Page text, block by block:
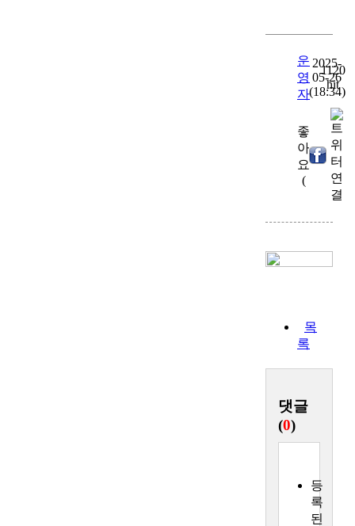
운
영
자
2025-
05-26
(18:34)
1120
hit
좋
아
요
(
0 )
목
록
댓글
(0)
등
록
된